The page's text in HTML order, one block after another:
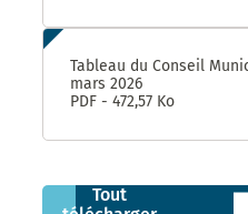
Tableau du Conseil
mars 2026
PDF - 472,57 Ko
Tout